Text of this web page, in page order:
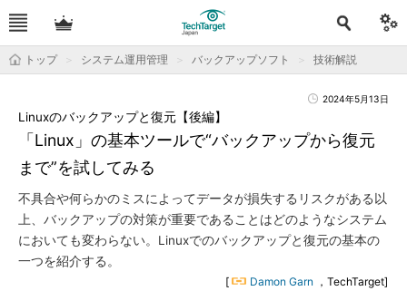
トップ システム運用管理 バックアップソフト 技術解説
2024年5月13日
「Linux」の基本ツールで“バックアップから復元
まで”を試してみる
Linuxのバックアップと復元【後編】
不具合や何らかのミスによってデータが損失するリスクがある以
上、バックアップの対策が重要であることはどのようなシステム
においても変わらない。Linuxでのバックアップと復元の基本の
一つを紹介する。
[ Damon Garn ，TechTarget]